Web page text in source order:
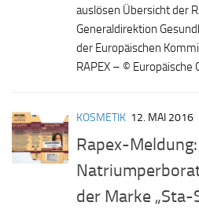
auslösen Übersicht der
Generaldirektion
der Europäischen
RAPEX – © Europäische
KOSMETIK 12. MAI 2016
Rapex-
der Marke „Sta-